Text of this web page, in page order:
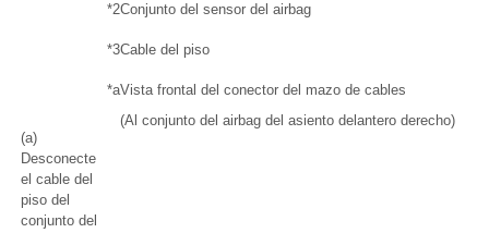
(a)
Desconecte
el cable del
piso del
conjunto del
*2Conjunto del sensor del airbag
*3Cable del piso
*aVista frontal del conector del mazo de cables
(Al conjunto del airbag del asiento delantero derecho)